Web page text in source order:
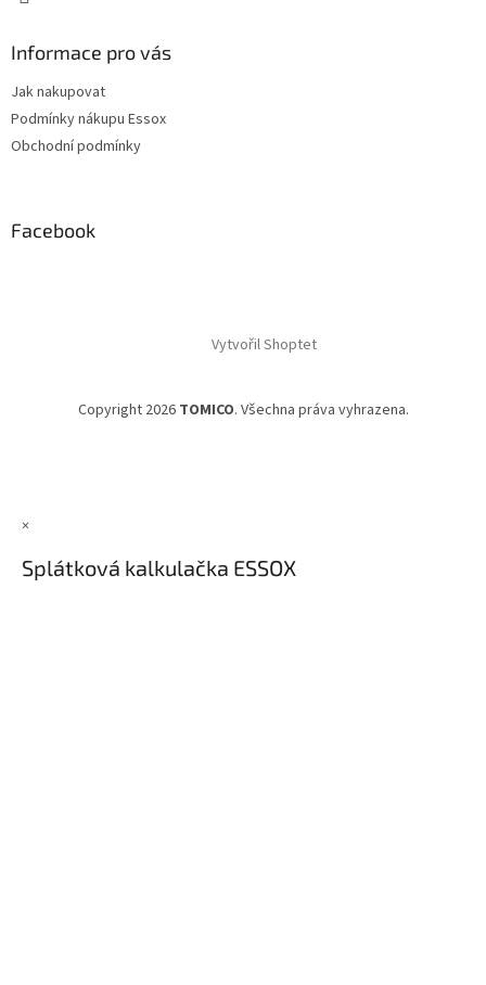
Informace pro vás
Jak nakupovat
Podmínky nákupu Essox
Obchodní podmínky
Facebook
Vytvořil Shoptet
Copyright 2026 TOMICO. Všechna práva vyhrazena.
×
Splátková kalkulačka ESSOX